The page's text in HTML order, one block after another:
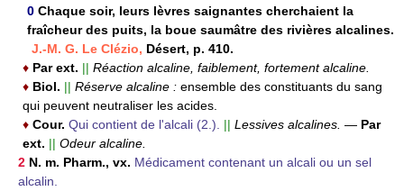
0 Chaque soir, leurs lèvres saignantes cherchaient la
fraîcheur des puits, la boue saumâtre des rivières alcalines.
J.-M. G. Le Clézio, Désert, p. 410.
♦ Par ext. || Réaction alcaline, faiblement, fortement alcaline.
♦ Biol. || Réserve alcaline : ensemble des constituants du sang
qui peuvent neutraliser les acides.
♦ Cour. Qui contient de l'alcali (2.). || Lessives alcalines. — Par
ext. || Odeur alcaline.
2 N. m. Pharm., vx. Médicament contenant un alcali ou un sel
alcalin.